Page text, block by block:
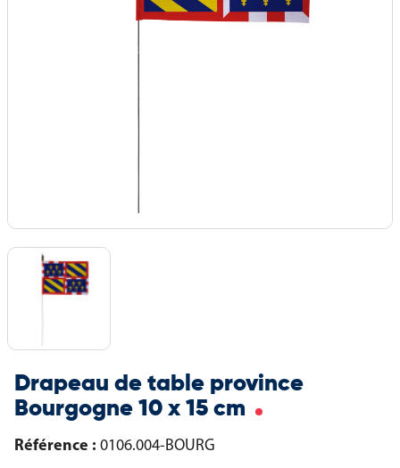
Drapeau de table province
Bourgogne 10 x 15 cm
Référence : 0106.004-BOURG